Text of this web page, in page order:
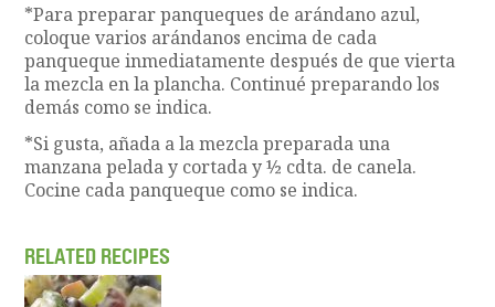
*Para preparar panqueques de arándano azul,
coloque varios arándanos encima de cada
panqueque inmediatamente después de que vierta
la mezcla en la plancha. Continué preparando los
demás como se indica.
*Si gusta, añada a la mezcla preparada una
manzana pelada y cortada y ½ cdta. de canela.
Cocine cada panqueque como se indica.
RELATED RECIPES